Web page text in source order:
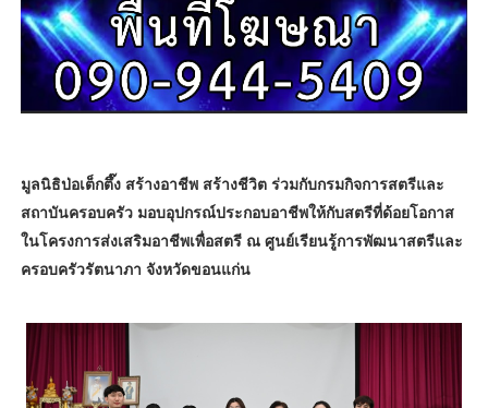
มูลนิธิป่อเต็กตึ๊ง สร้างอาชีพ สร้างชีวิต ร่วมกับกรมกิจการสตรีและ
สถาบันครอบครัว มอบอุปกรณ์ประกอบอาชีพให้กับสตรีที่ด้อยโอกาส
ในโครงการส่งเสริมอาชีพเพื่อสตรี ณ ศูนย์เรียนรู้การพัฒนาสตรีและ
ครอบครัวรัตนาภา จังหวัดขอนแก่น